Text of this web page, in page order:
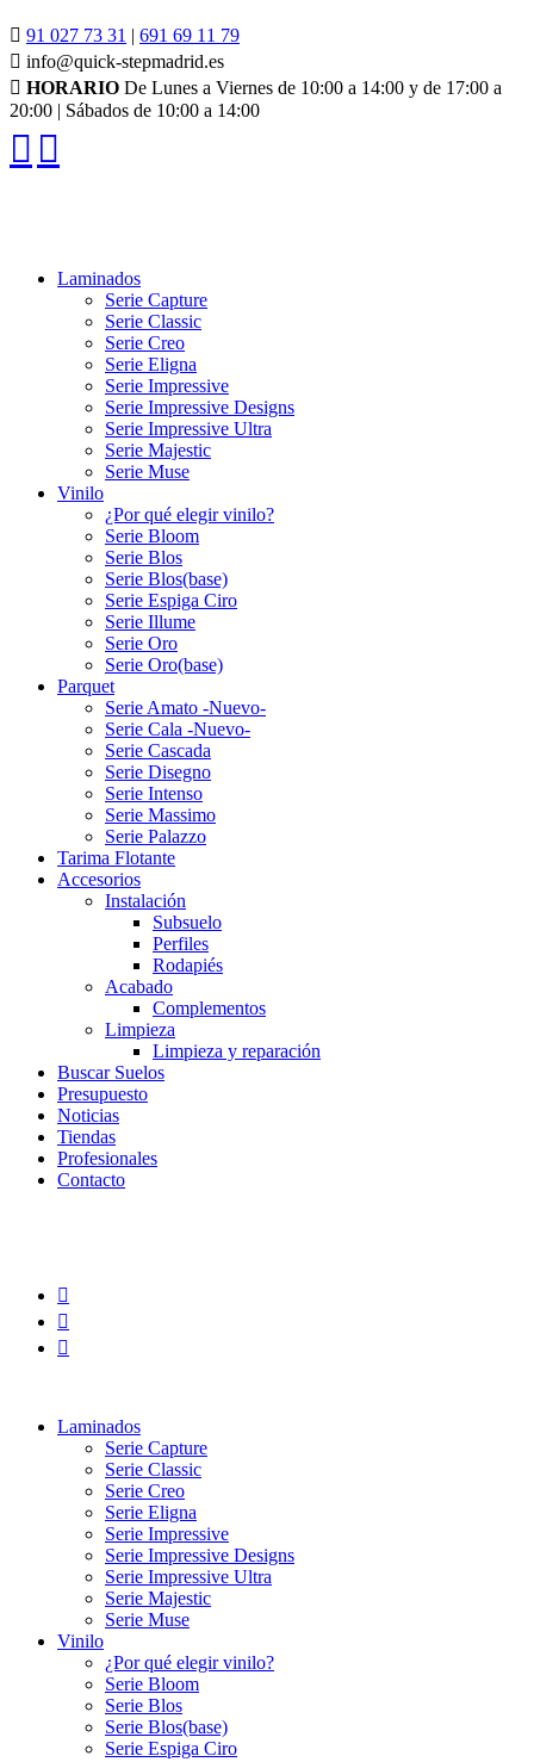
91 027 73 31 | 691 69 11 79
info@quick-stepmadrid.es
HORARIO De Lunes a Viernes de 10:00 a 14:00 y de 17:00 a
20:00 | Sábados de 10:00 a 14:00
Laminados
Serie Capture
Serie Classic
Serie Creo
Serie Eligna
Serie Impressive
Serie Impressive Designs
Serie Impressive Ultra
Serie Majestic
Serie Muse
Vinilo
¿Por qué elegir vinilo?
Serie Bloom
Serie Blos
Serie Blos(base)
Serie Espiga Ciro
Serie Illume
Serie Oro
Serie Oro(base)
Parquet
Serie Amato -Nuevo-
Serie Cala -Nuevo-
Serie Cascada
Serie Disegno
Serie Intenso
Serie Massimo
Serie Palazzo
Tarima Flotante
Accesorios
Instalación
Subsuelo
Perfiles
Rodapiés
Acabado
Complementos
Limpieza
Limpieza y reparación
Buscar Suelos
Presupuesto
Noticias
Tiendas
Profesionales
Contacto
Laminados
Serie Capture
Serie Classic
Serie Creo
Serie Eligna
Serie Impressive
Serie Impressive Designs
Serie Impressive Ultra
Serie Majestic
Serie Muse
Vinilo
¿Por qué elegir vinilo?
Serie Bloom
Serie Blos
Serie Blos(base)
Serie Espiga Ciro